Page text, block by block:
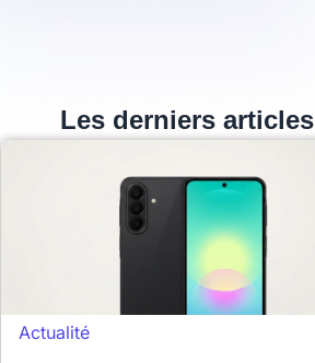
Les derniers articles
Actualité